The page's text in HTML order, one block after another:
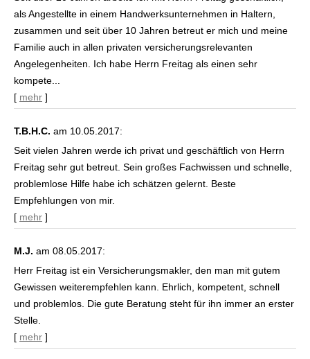
als Angestellte in einem Handwerksunternehmen in Haltern,
zusammen und seit über 10 Jahren betreut er mich und meine
Familie auch in allen privaten versicherungsrelevanten
Angelegenheiten. Ich habe Herrn Freitag als einen sehr
kompete...
[ mehr ]
T.B.H.C. am 10.05.2017:
Seit vielen Jahren werde ich privat und geschäftlich von Herrn
Freitag sehr gut betreut. Sein großes Fachwissen und schnelle,
problemlose Hilfe habe ich schätzen gelernt. Beste
Empfehlungen von mir.
[ mehr ]
M.J. am 08.05.2017:
Herr Freitag ist ein Ver­sicherungs­makler, den man mit gutem
Gewissen weiterempfehlen kann. Ehrlich, kompetent, schnell
und problemlos. Die gute Beratung steht für ihn immer an erster
Stelle.
[ mehr ]